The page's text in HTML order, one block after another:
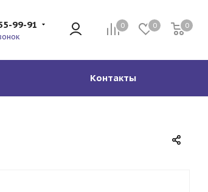
0 0 0
99-91
Контакты